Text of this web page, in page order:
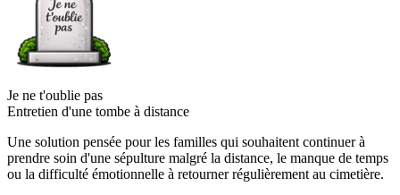
Je ne t'oublie pas
Entretien d'une tombe à distance
Une solution pensée pour les familles qui souhaitent continuer à
prendre soin d'une sépulture malgré la distance, le manque de temps
ou la difficulté émotionnelle à retourner régulièrement au cimetière.